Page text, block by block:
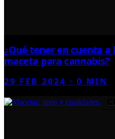
¿Qué tener en cuenta
maceta para cannabis?
29 FEB 2024 ·0 MIN